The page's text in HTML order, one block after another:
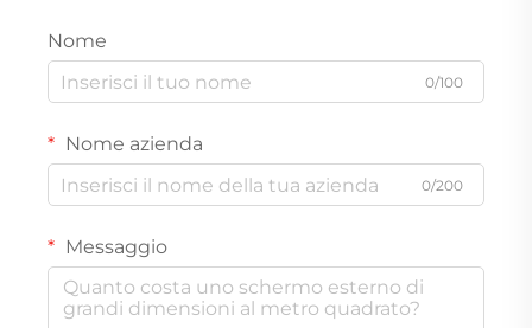
Nome
0/100
Nome azienda
0/200
Messaggio